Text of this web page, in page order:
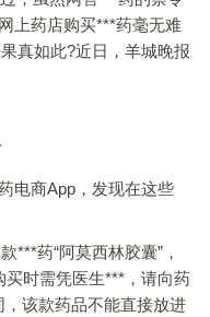
上药店购买***药毫无难
真如此?近日，羊城晚报
商App，发现在这些
药“阿莫西林胶囊”，
买时需凭医生***，请向药
，该款药品不能直接放进